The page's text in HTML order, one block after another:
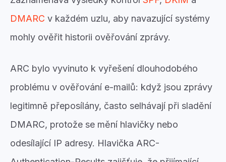
DMARC v každém uzlu, aby navazující systémy
mohly ověřit historii ověřování zprávy.
ARC bylo vyvinuto k vyřešení dlouhodobého
problému v ověřování e-mailů: když jsou zprávy
legitimně přeposílány, často selhávají při sladění
DMARC, protože se mění hlavičky nebo
odesílající IP adresy. Hlavička ARC-